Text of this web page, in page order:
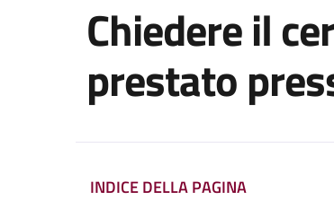
Chiedere il
prestato
INDICE DELLA PAGINA